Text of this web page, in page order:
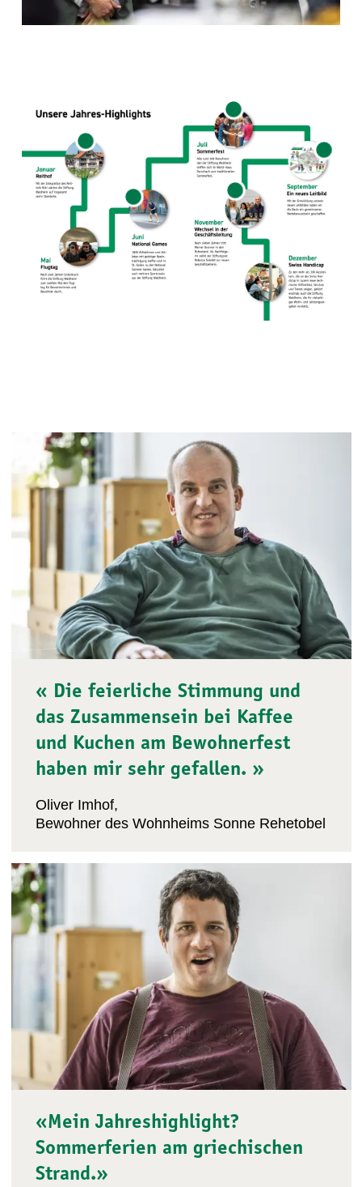
« Die feierliche Stimmung und
das Zusammensein bei Kaffee
und Kuchen am Bewohnerfest
haben mir sehr gefallen. »
Oliver Imhof,
Bewohner des Wohnheims Sonne Rehetobel
«Mein Jahreshighlight?
Sommerferien am griechischen
Strand.»